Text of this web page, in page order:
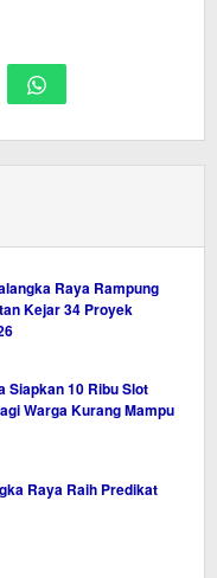
Raya Rampung
Kejar 34 Proyek
Siapkan 10 Ribu Slot
Warga Kurang Mampu
Raya Raih Predikat